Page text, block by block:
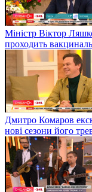
Міністр Віктор
проходить
Дмитро Комаров
нові сезони його